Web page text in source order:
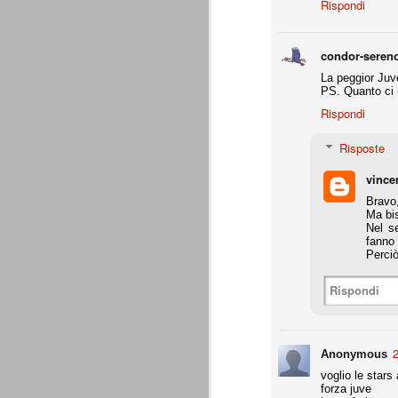
Rispondi
condor-
La peggior
PS. Quanto ci
Rispondi
Risposte
Ma
Nel
fanno
Rispondi
Anonymous
voglio le stars
forza juve
A noi francamente interessa assai
La Juventus di Agnelli-
La Juventus della gestione